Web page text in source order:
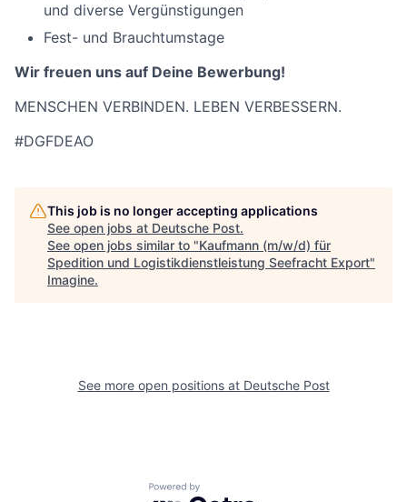
und diverse Vergünstigungen
Fest- und Brauchtumstage
Wir freuen uns auf Deine Bewerbung!
MENSCHEN VERBINDEN. LEBEN VERBESSERN.
#DGFDEAO
This job is no longer accepting applications
See open jobs at Deutsche Post.
See open jobs similar to "Kaufmann (m/w/d) für
Spedition und Logistikdienstleistung Seefracht Export"
Imagine.
See more open positions at Deutsche Post
Powered by Getro.com